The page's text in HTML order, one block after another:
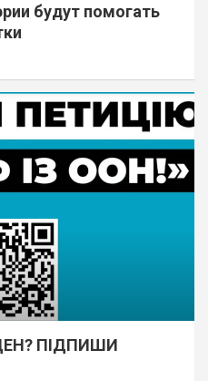
будут помогать
ПІДПИШИ